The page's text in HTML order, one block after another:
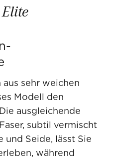
sehr weichen
Modell den
ausgleichende
subtil vermischt
und Seide, lässt Sie
während